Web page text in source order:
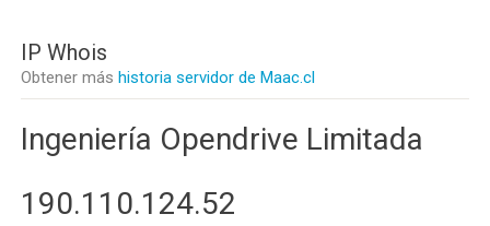
IP Whois
Obtener más historia servidor de Maac.cl
Ingeniería Opendrive Limitada
190.110.124.52